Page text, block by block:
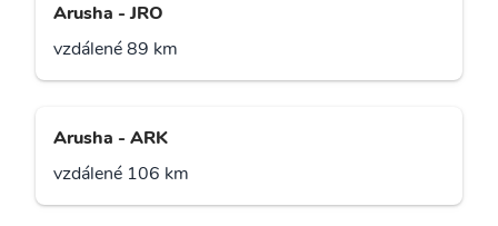
Arusha - JRO
vzdálené 89 km
Arusha - ARK
vzdálené 106 km